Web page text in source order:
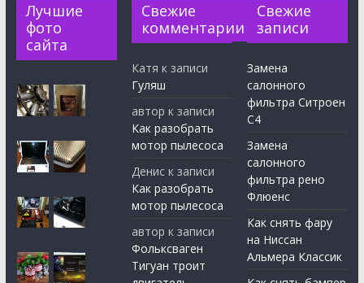
Лучшие
фото
сайта
Свежие
комментарии
Катя к записи
Гуляш
автор к записи
Как разобрать
мотор пылесоса
Денис к записи
Как разобрать
мотор пылесоса
автор к записи
Фольксваген
Тигуан троит
Свежие
записи
Замена
салонного
фильтра Ситроен
С4
Замена
салонного
фильтра рено
Флюенс
Как снять фару
на Ниссан
Альмера Классик